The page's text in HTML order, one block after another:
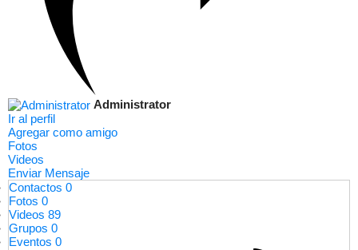
Administrator
Ir al perfil
Agregar como amigo
Fotos
Videos
Enviar Mensaje
Contactos 0
Fotos 0
Videos 89
Grupos 0
Eventos 0